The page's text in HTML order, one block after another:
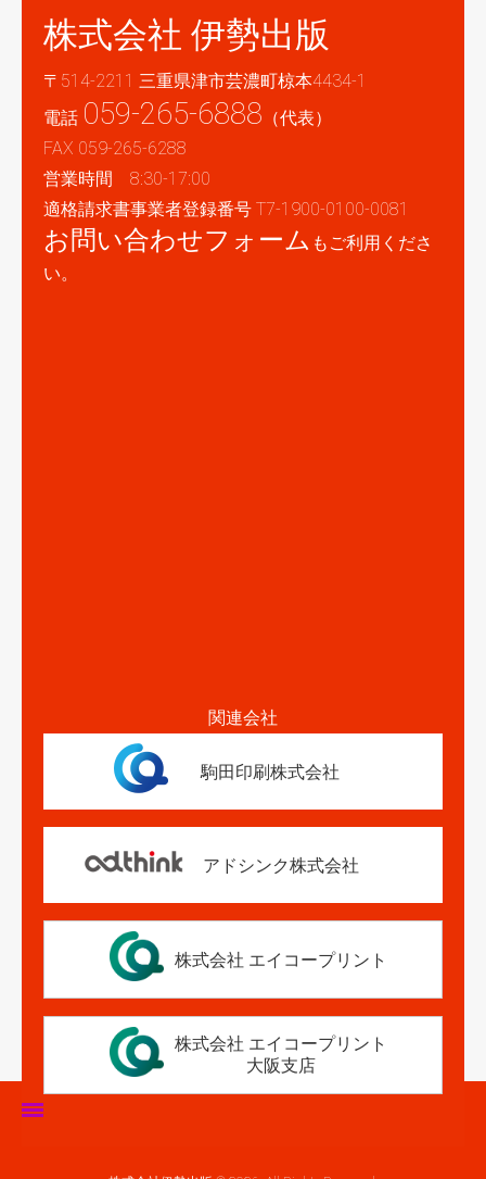
株式会社 伊勢出版
〒514-2211 三重県津市芸濃町椋本4434-1
電話 059-265-6888 （代表）
FAX 059-265-6288
営業時間 8:30-17:00
適格請求書事業者登録番号 T7-1900-0100-0081
お問い合わせフォーム もご利用くださ
い。
関連会社
駒田印刷株式会社
アドシンク株式会社
株式会社 エイコープリント
株式会社 エイコープリント
大阪支店